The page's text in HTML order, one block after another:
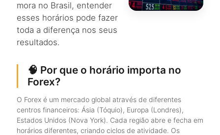
mora no Brasil, entender
esses horários pode fazer
toda a diferença nos seus
resultados.
🧠 Por que o horário importa no
Forex?
O Forex é um mercado global através de diferentes
centros financeiros: Ásia (Tóquio), Europa (Londres),
Estados Unidos (Nova York). Cada região abre e fecha em
horários diferentes, criando ciclos de atividade. Os